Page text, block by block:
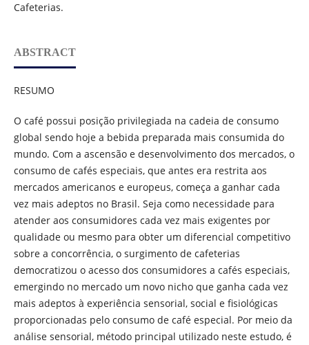
Cafeterias.
ABSTRACT
RESUMO
O café possui posição privilegiada na cadeia de consumo
global sendo hoje a bebida preparada mais consumida do
mundo. Com a ascensão e desenvolvimento dos mercados, o
consumo de cafés especiais, que antes era restrita aos
mercados americanos e europeus, começa a ganhar cada
vez mais adeptos no Brasil. Seja como necessidade para
atender aos consumidores cada vez mais exigentes por
qualidade ou mesmo para obter um diferencial competitivo
sobre a concorrência, o surgimento de cafeterias
democratizou o acesso dos consumidores a cafés especiais,
emergindo no mercado um novo nicho que ganha cada vez
mais adeptos à experiência sensorial, social e fisiológicas
proporcionadas pelo consumo de café especial. Por meio da
análise sensorial, método principal utilizado neste estudo, é